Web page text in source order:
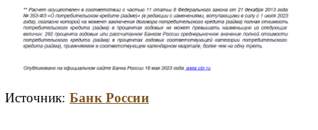
Источник:Банк России